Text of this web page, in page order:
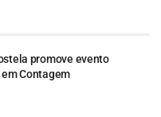
promove evento
Contagem